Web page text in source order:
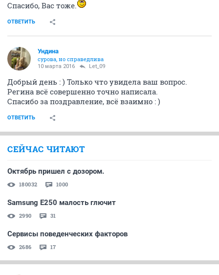
Спасибо, Вас тоже.
ОТВЕТИТЬ
Ундинa
сурова, но справедлива
10 марта 2016 Let_09
Добрый день : ) Только что увидела ваш вопрос.
Регина всё совершенно точно написала.
Спасибо за поздравление, всё взаимно : )
ОТВЕТИТЬ
СЕЙЧАС ЧИТАЮТ
Октябрь пришел с дозором.
180032 1000
Samsung E250 малость глючит
2990 31
Сервисы поведенческих факторов
2686 17